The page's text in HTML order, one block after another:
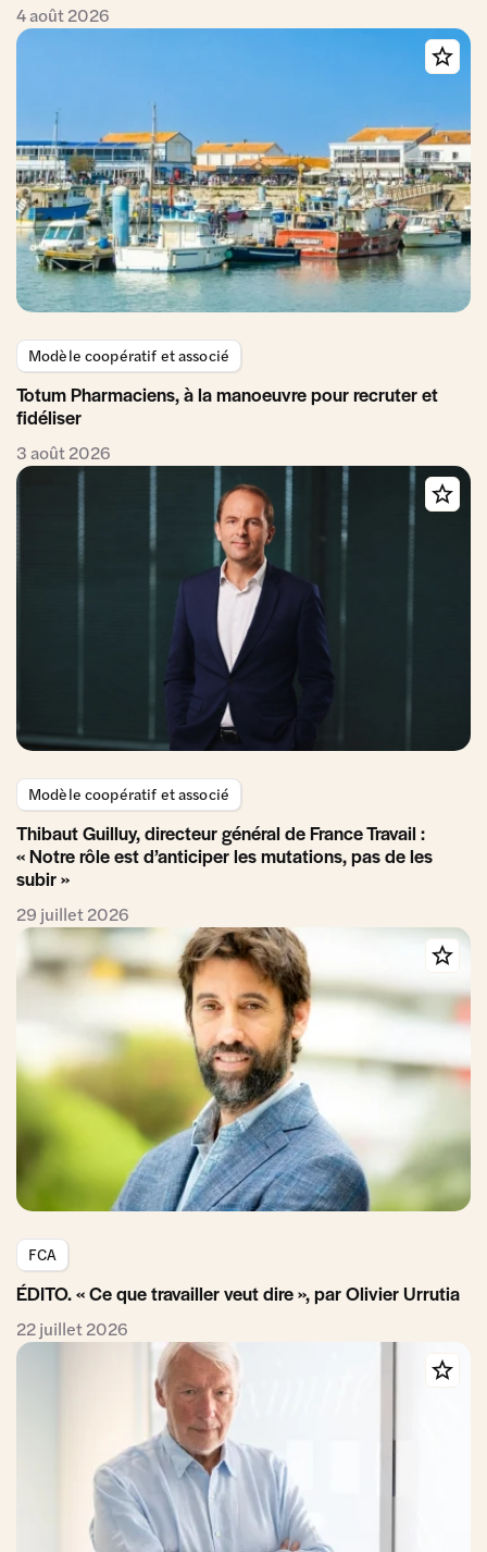
4 août 2026
Modèle coopératif et associé
Totum Pharmaciens, à la manoeuvre pour recruter et
fidéliser
3 août 2026
Modèle coopératif et associé
Thibaut Guilluy, directeur général de France Travail :
« Notre rôle est d’anticiper les mutations, pas de les
subir »
29 juillet 2026
FCA
ÉDITO. « Ce que travailler veut dire », par Olivier Urrutia
22 juillet 2026